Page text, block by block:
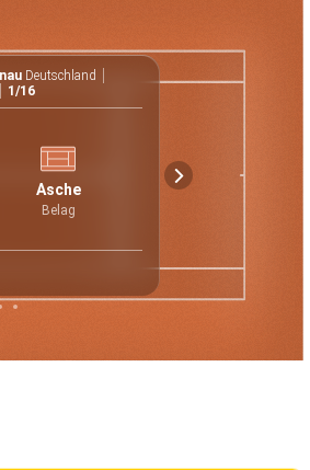
Deutschland
1/16
Asche
Belag